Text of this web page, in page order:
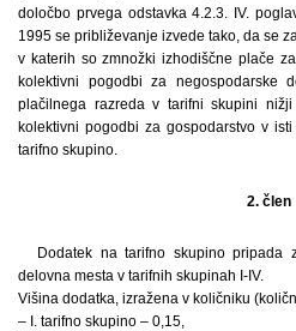
določbo prvega odstavka 4.2.3. IV.
1995 se približevanje izvede tako, da se
v katerih so zmnožki izhodiščne plače
kolektivni pogodbi za negospodarske
plačilnega razreda v tarifni skupini
kolektivni pogodbi za gospodarstvo v
tarifno skupino.
2. člen
Dodatek na tarifno skupino pripada
delovna mesta v tarifnih skupinah I-IV.
Višina dodatka, izražena v količniku
– I. tarifno skupino – 0,15,